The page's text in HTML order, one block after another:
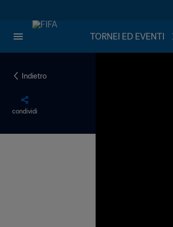
TORNEI ED EVENTI
Indietro
condividi